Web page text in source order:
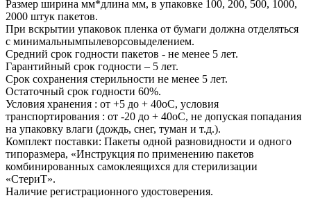
Размер ширина мм*длина мм, в упаковке 100, 200, 500, 1000,
2000 штук пакетов.
При вскрытии упаковок пленка от бумаги должна отделяться
с минимальнымпылеворсовыделением.
Средний срок годности пакетов - не менее 5 лет.
Гарантийный срок годности – 5 лет.
Срок сохранения стерильности не менее 5 лет.
Остаточный срок годности 60%.
Условия хранения : от +5 до + 40оС, условия
транспортирования : от -20 до + 40оС, не допуская попадания
на упаковку влаги (дождь, снег, туман и т.д.).
Комплект поставки: Пакеты одной разновидности и одного
типоразмера, «Инструкция по применению пакетов
комбинированных самоклеящихся для стерилизации
«СтериТ».
Наличие регистрационного удостоверения.